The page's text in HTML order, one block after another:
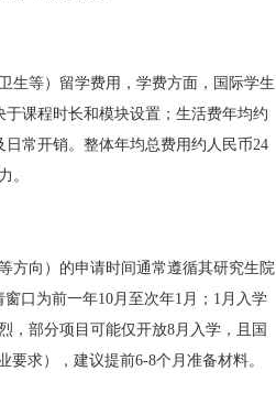
生等）留学费用，学费方面，国际学生
课程时长和模块设置；生活费年均约
常开销。整体年均总费用约人民币24
。
方向）的申请时间通常遵循其研究生院
口为前一年10月至次年1月；1月入学
，部分项目可能仅开放8月入学，且国
要求），建议提前6-8个月准备材料。